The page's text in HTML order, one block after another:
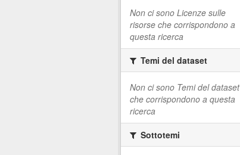
Non ci sono Licenze sulle
risorse che corrispondono a
questa ricerca
Temi del dataset
Non ci sono Temi del dataset
che corrispondono a questa
ricerca
Sottotemi